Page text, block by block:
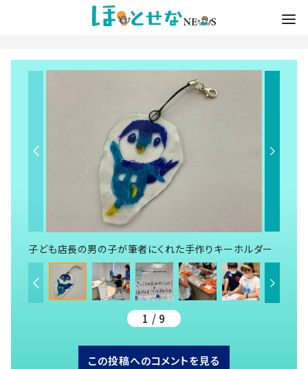
子ども店長の男の子が筆者にくれた手作りキーホルダー
1 / 9
この投稿へのコメントを見る